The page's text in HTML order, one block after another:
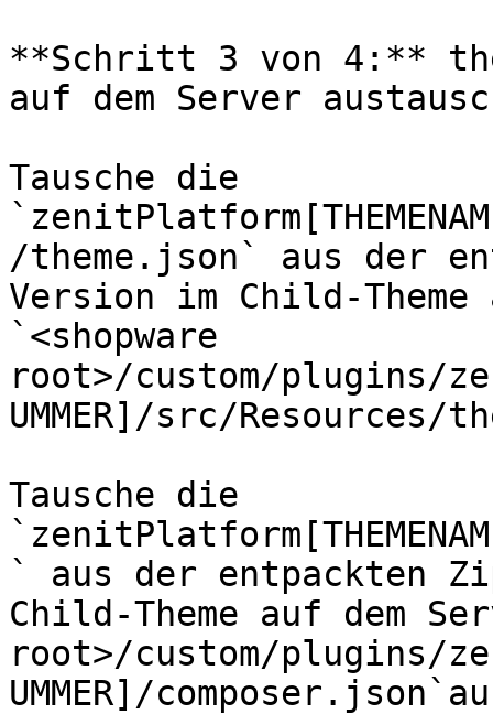
**Schritt 3 von 4:**
auf dem Server
Tausche die
/theme.json` aus der
Version im Child-
`<shopware
root>/custom/plugins/
UMMER]/src/Resources/
Tausche die
` aus der entpackten
Child-Theme auf dem
root>/custom/plugins/
UMMER]/